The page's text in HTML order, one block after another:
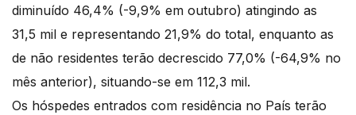
diminuído 46,4% (-9,9% em outubro) atingindo as
31,5 mil e representando 21,9% do total, enquanto as
de não residentes terão decrescido 77,0% (-64,9% no
mês anterior), situando-se em 112,3 mil.
Os hóspedes entrados com residência no País terão